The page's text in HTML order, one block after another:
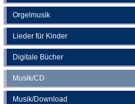
Orgelmusik
Lieder für Kinder
Digitale Bücher
Musik/CD
Musik/Download